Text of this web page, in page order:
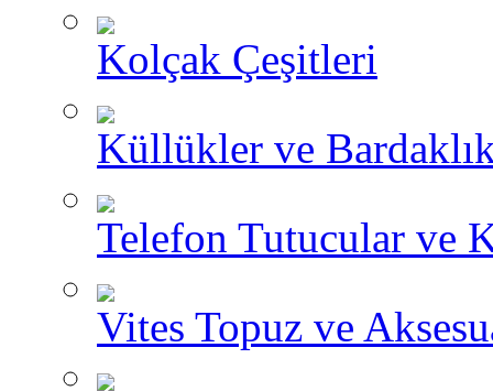
Kolçak Çeşitleri
Küllükler ve
Telefon Tutucular ve
Vites Topuz ve